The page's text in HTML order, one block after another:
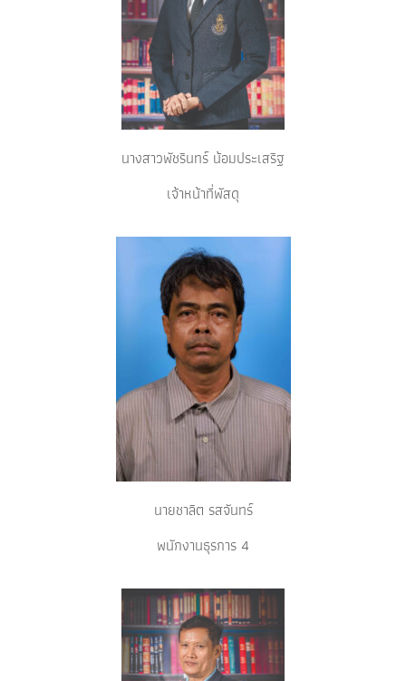
นางสาวพัชรินทร์ น้อมประเสริฐ
เจ้าหน้าที่พัสดุ
นายชาลิต รสจันทร์
พนักงานธุรการ 4